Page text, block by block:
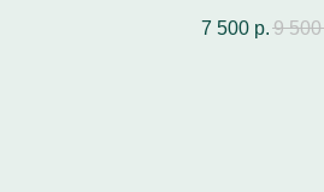
7 500 р. 9 500